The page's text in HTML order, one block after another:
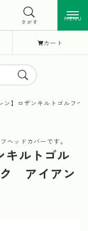
カート
MENU
さがす MENU
ン】ロザンキルトゴルフ
ヘッドカバーです。
キルトゴル
ク アイアン